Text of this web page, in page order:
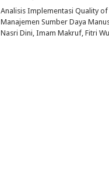
Analisis Implementasi Quality of
Manajemen Sumber Daya
Nasri Dini, Imam Makruf, Fitri